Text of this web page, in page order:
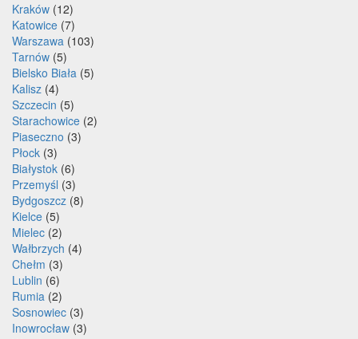
Kraków (12)
Katowice (7)
Warszawa (103)
Tarnów (5)
Bielsko Biała (5)
Kalisz (4)
Szczecin (5)
Starachowice (2)
Piaseczno (3)
Płock (3)
Białystok (6)
Przemyśl (3)
Bydgoszcz (8)
Kielce (5)
Mielec (2)
Wałbrzych (4)
Chełm (3)
Lublin (6)
Rumia (2)
Sosnowiec (3)
Inowrocław (3)